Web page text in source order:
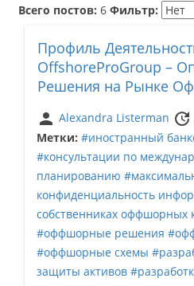
Всего постов: 6 Фильтр:
Профиль
OffshoreProGroup –
Решения на Рынке
person Alexandra Listerman update
Метки: #иностранный
#консультации по
планированию
конфиденциальность
собственниках оффшорных
#оффшорные решения
#оффшорные схемы
защиты активов